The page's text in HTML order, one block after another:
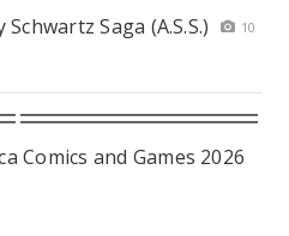
Saga (A.S.S.)
10
Comics and Games 2026